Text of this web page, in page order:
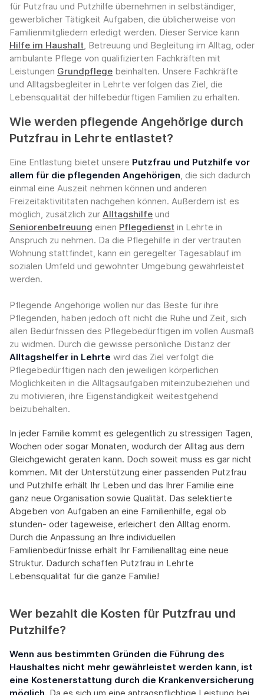
für Putzfrau und Putzhilfe übernehmen in selbständiger,
gewerblicher Tätigkeit Aufgaben, die üblicherweise von
Familienmitgliedern erledigt werden. Dieser Service kann
Hilfe im Haushalt, Betreuung und Begleitung im Alltag, oder
ambulante Pflege von qualifizierten Fachkräften mit
Leistungen Grundpflege beinhalten. Unsere Fachkräfte
und Alltagsbegleiter in Lehrte verfolgen das Ziel, die
Lebensqualität der hilfebedürftigen Familien zu erhalten.
Wie werden pflegende Angehörige durch
Putzfrau in Lehrte entlastet?
Eine Entlastung bietet unsere Putzfrau und Putzhilfe vor
allem für die pflegenden Angehörigen, die sich dadurch
einmal eine Auszeit nehmen können und anderen
Freizeitaktivititaten nachgehen können. Außerdem ist es
möglich, zusätzlich zur Alltagshilfe und
Seniorenbetreuung einen Pflegedienst in Lehrte in
Anspruch zu nehmen. Da die Pflegehilfe in der vertrauten
Wohnung stattfindet, kann ein geregelter Tagesablauf im
sozialen Umfeld und gewohnter Umgebung gewährleistet
werden.
Pflegende Angehörige wollen nur das Beste für ihre
Pflegenden, haben jedoch oft nicht die Ruhe und Zeit, sich
allen Bedürfnissen des Pflegebedürftigen im vollen Ausmaß
zu widmen. Durch die gewisse persönliche Distanz der
Alltagshelfer in Lehrte wird das Ziel verfolgt die
Pflegebedürftigen nach den jeweiligen körperlichen
Möglichkeiten in die Alltagsaufgaben miteinzubeziehen und
zu motivieren, ihre Eigenständigkeit weitestgehend
beizubehalten.
In jeder Familie kommt es gelegentlich zu stressigen Tagen,
Wochen oder sogar Monaten, wodurch der Alltag aus dem
Gleichgewicht geraten kann. Doch soweit muss es gar nicht
kommen. Mit der Unterstützung einer passenden Putzfrau
und Putzhilfe erhält Ihr Leben und das Ihrer Familie eine
ganz neue Organisation sowie Qualität. Das selektierte
Abgeben von Aufgaben an eine Familienhilfe, egal ob
stunden- oder tageweise, erleichert den Alltag enorm.
Durch die Anpassung an Ihre individuellen
Familienbedürfnisse erhält Ihr Familienalltag eine neue
Struktur. Dadurch schaffen Putzfrau in Lehrte
Lebensqualität für die ganze Familie!
Wer bezahlt die Kosten für Putzfrau und
Putzhilfe?
Wenn aus bestimmten Gründen die Führung des
Haushaltes nicht mehr gewährleistet werden kann, ist
eine Kostenerstattung durch die Krankenversicherung